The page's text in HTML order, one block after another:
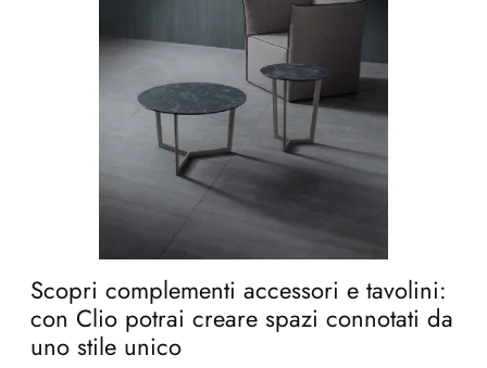
Scopri complementi accessori e tavolini:
con Clio potrai creare spazi connotati da
uno stile unico